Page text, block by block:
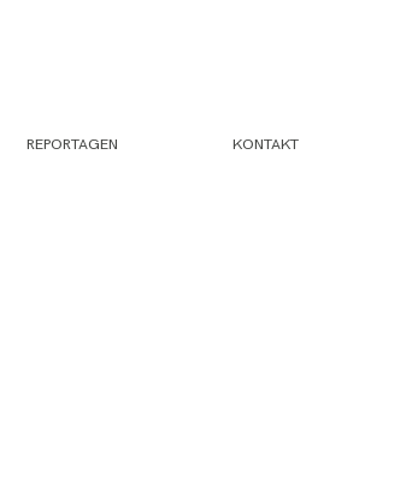
REPORTAGEN KONTAKT